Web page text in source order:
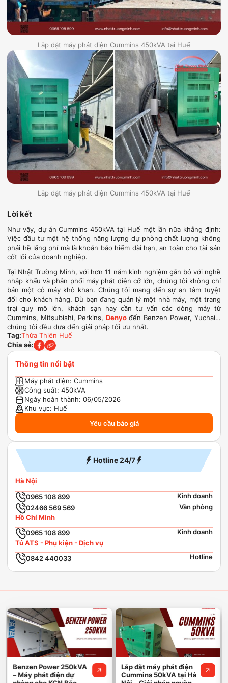
Lắp đặt máy phát điện Cummins 450kVA tại Huế
Lắp đặt máy phát điện Cummins 450kVA tại Huế
Lời kết
Như vậy, dự án Cummins 450kVA tại Huế một lần nữa khẳng định:
Việc đầu tư một hệ thống năng lượng dự phòng chất lượng không
phải hề lãng phí mà là khoản bảo hiểm dài hạn, an toàn cho tài sản
cốt lõi của doanh nghiệp.
Tại Nhật Trường Minh, với hơn 11 năm kinh nghiệm gắn bó với nghề
nhập khẩu và phân phối máy phát điện cỡ lớn, chúng tôi không chỉ
bán một cỗ máy khô khan. Chúng tôi mang đến sự an tâm tuyệt
đối cho khách hàng. Dù bạn đang quản lý một nhà máy, một trang
trại quy mô lớn, khách sạn hay cần tư vấn các dòng máy từ
Cummins, Mitsubishi, Perkins, Denyođến Benzen Power, Yuchai…
chúng tôi đều đưa đến giải pháp tối ưu nhất.
Tag:Thừa Thiên Huế
Chia sẻ:
Thông tin nổi bật
Máy phát điện: Cummins
Công suất: 450kVA
Ngày hoàn thành: 06/05/2026
Khu vực: Huế
Yêu cầu báo giá
Hotline 24/7
Hà Nội
0965 108 899
Kinh doanh
02466 569 569
Văn phòng
Hồ Chí Minh
0965 108 899
Kinh doanh
Tủ ATS - Phụ kiện - Dịch vụ
0842 440033 Hotline
Benzen Power 250kVA
– Máy phát điện dự
Lắp đặt máy phát điện
Cummins 50kVA tại Hà